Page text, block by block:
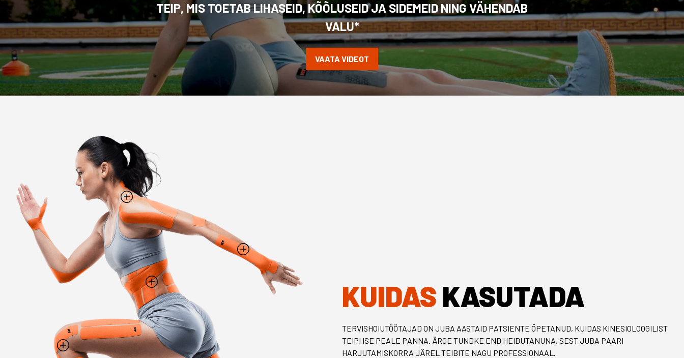
TEIP, MIS TOETAB LIHASEID, KÕÕLUSEID JA SIDEMEID NING VÄHENDAB
VALU*
VAATA VIDEOT
KUIDAS KASUTADA
TERVISHOIUTÖÖTAJAD ON JUBA AASTAID PATSIENTE ÕPETANUD, KUIDAS KINESIOLOOGILIST
TEIPI ISE PEALE PANNA. ÄRGE TUNDKE END HEIDUTANUNA, SEST JUBA PAARI
HARJUTAMISKORRA JÄREL TEIBITE NAGU PROFESSIONAAL.